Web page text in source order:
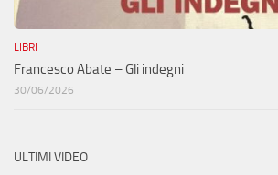
LIBRI
Francesco Abate – Gli indegni
30/06/2026
ULTIMI VIDEO